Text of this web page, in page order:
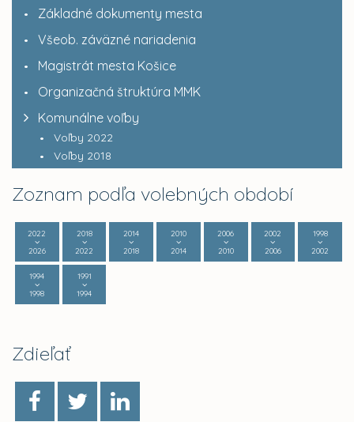
Základné dokumenty mesta
Všeob. záväzné nariadenia
Magistrát mesta Košice
Organizačná štruktúra MMK
Komunálne voľby
Voľby 2022
Voľby 2018
Zoznam podľa volebných období
2022
2026
2018
2022
2014
2018
2010
2014
2006
2010
2002
2006
1998
2002
1994
1998
1991
1994
Zdieľať